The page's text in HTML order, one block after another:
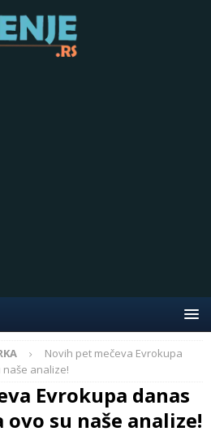
Novih pet mečeva Evrokupa
analize!
Evrokupa danas
su naše analize!